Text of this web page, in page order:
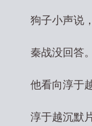
狗子小声说
秦战没回答。
他看向淳于
淳于越沉默